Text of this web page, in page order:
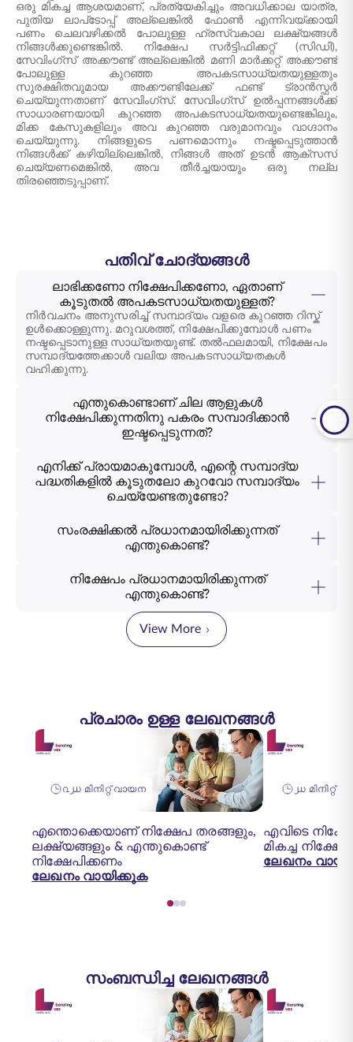
ഒരു മികച്ച ആശയമാണ്, പ്രത്യേകിച്ചും അവധിക്കാല യാത്ര,
പുതിയ ലാപ്‌ടോപ്പ് അല്ലെങ്കിൽ ഫോൺ എന്നിവയ്‌ക്കായി
പണം ചെലവഴിക്കൽ പോലുള്ള ഹ്രസ്വകാല ലക്ഷ്യങ്ങൾ
നിങ്ങൾക്കുണ്ടെങ്കിൽ. നിക്ഷേപ സർട്ടിഫിക്കറ്റ് (സിഡി),
സേവിംഗ്‌സ് അക്കൗണ്ട് അല്ലെങ്കിൽ മണി മാർക്കറ്റ് അക്കൗണ്ട്
പോലുള്ള കുറഞ്ഞ അപകടസാധ്യതയുള്ളതും
സുരക്ഷിതവുമായ അക്കൗണ്ടിലേക്ക് ഫണ്ട് ട്രാൻസ്ഫർ
ചെയ്യുന്നതാണ് സേവിംഗ്‌സ്. സേവിംഗ്‌സ് ഉൽപ്പന്നങ്ങൾക്ക്
സാധാരണയായി കുറഞ്ഞ അപകടസാധ്യതയുണ്ടെങ്കിലും,
മിക്ക കേസുകളിലും അവ കുറഞ്ഞ വരുമാനവും വാഗ്ദാനം
ചെയ്യുന്നു. നിങ്ങളുടെ പണമൊന്നും നഷ്ടപ്പെടുത്താൻ
നിങ്ങൾക്ക് കഴിയില്ലെങ്കിൽ, നിങ്ങൾ അത് ഉടൻ ആക്‌സസ്
ചെയ്യണമെങ്കിൽ, അവ തീർച്ചയായും ഒരു നല്ല
തിരഞ്ഞെടുപ്പാണ്.
പതിവ് ചോദ്യങ്ങൾ
ലാഭിക്കണോ നിക്ഷേപിക്കണോ, ഏതാണ്
കൂടുതൽ അപകടസാധ്യതയുള്ളത്?
നിർവചനം അനുസരിച്ച് സമ്പാദ്യം വളരെ കുറഞ്ഞ റിസ്ക്
ഉൾക്കൊള്ളുന്നു. മറുവശത്ത്, നിക്ഷേപിക്കുമ്പോൾ പണം
നഷ്ടപ്പെടാനുള്ള സാധ്യതയുണ്ട്. തൽഫലമായി, നിക്ഷേപം
സമ്പാദ്യത്തേക്കാൾ വലിയ അപകടസാധ്യതകൾ
വഹിക്കുന്നു.
എന്തുകൊണ്ടാണ് ചില ആളുകൾ
നിക്ഷേപിക്കുന്നതിനു പകരം സമ്പാദിക്കാൻ
ഇഷ്ടപ്പെടുന്നത്?
എനിക്ക് പ്രായമാകുമ്പോൾ, എന്റെ സമ്പാദ്യ
പദ്ധതികളിൽ കൂടുതലോ കുറവോ സമ്പാദ്യം
ചെയ്യേണ്ടതുണ്ടോ?
സംരക്ഷിക്കൽ പ്രധാനമായിരിക്കുന്നത്
എന്തുകൊണ്ട്?
നിക്ഷേപം പ്രധാനമായിരിക്കുന്നത്
എന്തുകൊണ്ട്?
View More
പ്രചാരം ഉള്ള ലേഖനങ്ങൾ
൨൰ മിനിറ്റ് വായന
എന്തൊക്കെയാണ് നിക്ഷേപ തരങ്ങളും,
ലക്ഷ്യങ്ങളും & എന്തുകൊണ്ട്
നിക്ഷേപിക്കണം
ലേഖനം വായിക്കുക
൰ മിനിറ്റ്
എവിടെ
മികച്ച
ലേഖനം
സംബന്ധിച്ച ലേഖനങ്ങൾ